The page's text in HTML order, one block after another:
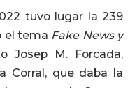
tuvo lugar la 239
el tema Fake News y
Josep M. Forcada,
Corral, que daba la